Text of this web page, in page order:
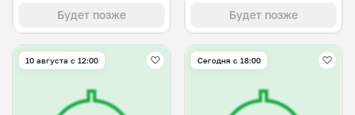
Будет позже Будет позже
10 августа с 12:00 Сегодня с 18:00